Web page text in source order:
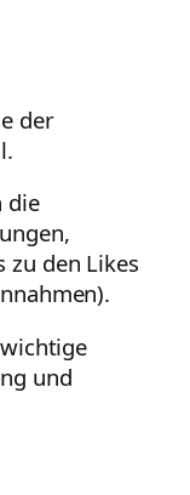
der
die
zu den Likes
und